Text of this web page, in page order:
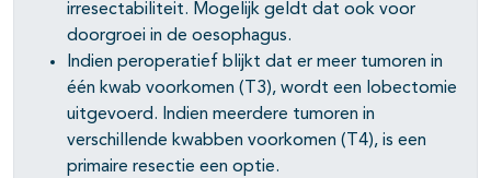
irresectabiliteit. Mogelijk geldt dat ook voor
doorgroei in de oesophagus.
Indien peroperatief blijkt dat er meer tumoren in
één kwab voorkomen (T3), wordt een lobectomie
uitgevoerd. Indien meerdere tumoren in
verschillende kwabben voorkomen (T4), is een
primaire resectie een optie.